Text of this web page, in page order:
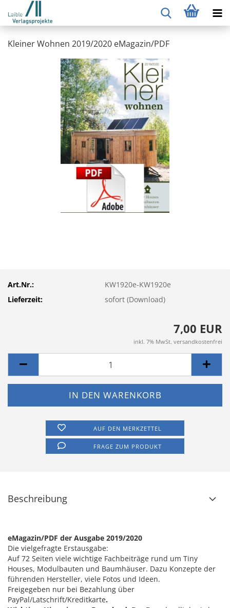
Kleiner Wohnen 2019/2020 eMagazin/PDF
Art.Nr.:
KW1920e-KW1920e
Lieferzeit:
sofort (Download)
7,00 EUR
inkl. 7% MwSt. versandkostenfrei
AUF DEN MERKZETTEL
FRAGE ZUM PRODUKT
Beschreibung
eMagazin/PDF der Ausgabe 2019/2020
Die vielgefragte Erstausgabe:
Auf 72 Seiten viele wichtige Fachbeiträge rund um Tiny
Houses, Modulbauten und Baumhäuser. Dazu Konzepte der
führenden Hersteller, viele Fotos und Ideen.
Freigegeben nur bei Bezahlung über
PayPal/Latschrift/Kreditkarte.